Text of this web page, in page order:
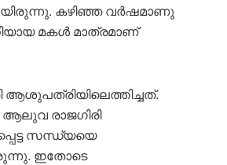
കഴിഞ്ഞ വർഷമാണു
മകൾ മാത്രമാണ്
രാജഗിരി
സന്ധ്യയെ
ഇതോടെ